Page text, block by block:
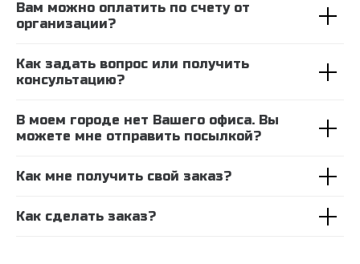
Вам можно оплатить по счету от
организации?
Как задать вопрос или получить
консультацию?
В моем городе нет Вашего офиса. Вы
можете мне отправить посылкой?
Как мне получить свой заказ?
Как сделать заказ?